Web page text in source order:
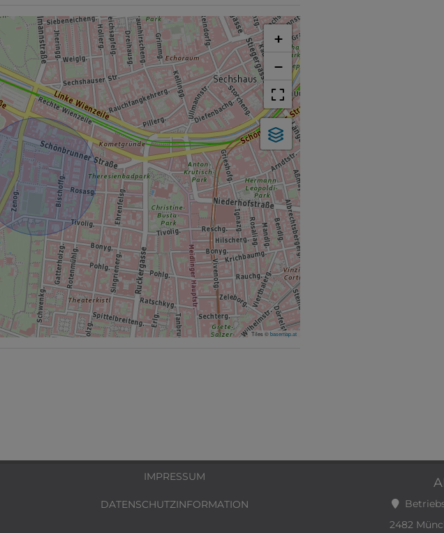
+
−
Tiles ©basemap.at
IMPRESSUM
DATENSCHUTZINFORMATION
2482